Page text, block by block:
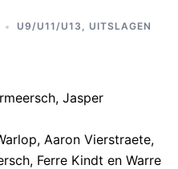
U9/U11/U13 , UITSLAGEN
Jasper
Aaron Vierstraete,
Ferre Kindt en Warre